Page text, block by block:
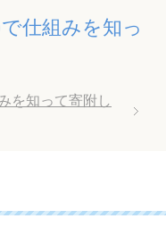
仕組みを知っ
を知って寄附し